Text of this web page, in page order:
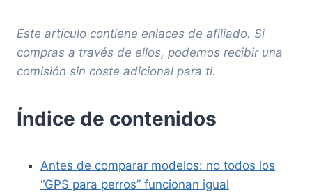
Este artículo contiene enlaces de afiliado. Si
compras a través de ellos, podemos recibir una
comisión sin coste adicional para ti.
Índice de contenidos
Antes de comparar modelos: no todos los
“GPS para perros” funcionan igual